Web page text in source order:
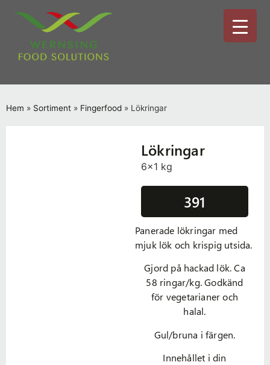
Hem » Sortiment » Fingerfood » Lökringar
Lökringar
6x1 kg
391
Panerade lökringar med
mjuk lök och krispig utsida.
Gjord på hackad lök. Ca
58 ringar/kg. Godkänd
för vegetarianer och
halal.
Gul/bruna i färgen.
Innehållet i din